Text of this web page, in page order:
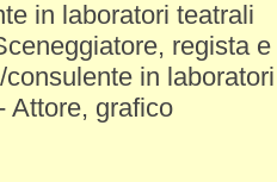
in laboratori teatrali
regista
in
Attore, grafico